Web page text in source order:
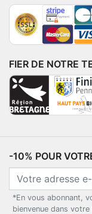
FIER DE NOTRE
-10% POUR
*En vous abonnant,
bienvenue dans